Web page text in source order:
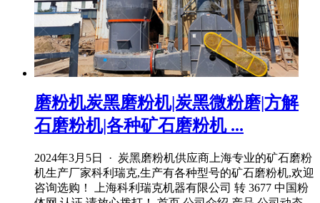
磨粉机炭黑磨粉机|炭黑微粉磨|方解
石磨粉机|各种矿石磨粉机 ...
2024年3月5日 · 炭黑磨粉机供应商上海专业的矿石磨粉
机生产厂家科利瑞克,生产有各种型号的矿石磨粉机,欢迎
咨询选购！ 上海科利瑞克机器有限公司 转 3677 中国粉